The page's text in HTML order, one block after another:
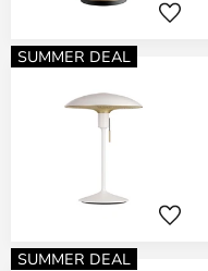
SUMMER DEAL
SUMMER DEAL